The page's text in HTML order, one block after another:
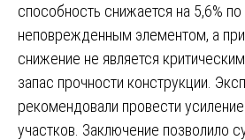
способность снижается на 5,6%
неповрежденным элементом, а
снижение не является
запас прочности конструкции.
рекомендовали провести
участков. Заключение позволило